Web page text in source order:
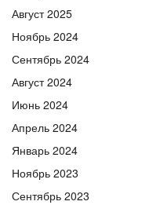
Август 2025
Ноябрь 2024
Сентябрь 2024
Август 2024
Июнь 2024
Апрель 2024
Январь 2024
Ноябрь 2023
Сентябрь 2023